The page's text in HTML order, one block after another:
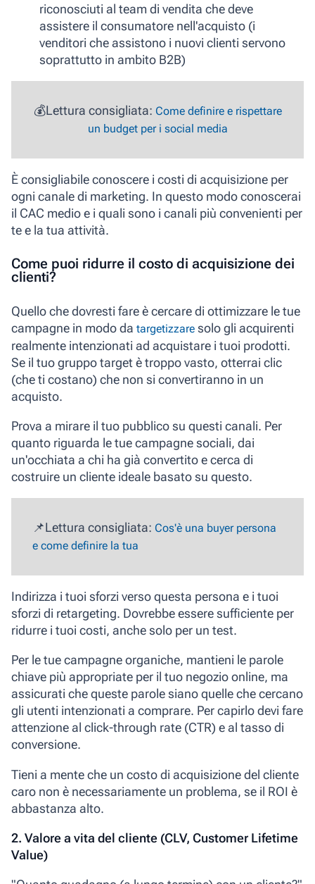
riconosciuti al team di vendita che deve
assistere il consumatore nell'acquisto (i
venditori che assistono i nuovi clienti servono
soprattutto in ambito B2B)
💰Lettura consigliata: Come definire e rispettare
un budget per i social media
È consigliabile conoscere i costi di acquisizione per
ogni canale di marketing. In questo modo conoscerai
il CAC medio e i quali sono i canali più convenienti per
te e la tua attività.
Come puoi ridurre il costo di acquisizione dei
clienti?
Quello che dovresti fare è cercare di ottimizzare le tue
campagne in modo da targetizzare solo gli acquirenti
realmente intenzionati ad acquistare i tuoi prodotti.
Se il tuo gruppo target è troppo vasto, otterrai clic
(che ti costano) che non si convertiranno in un
acquisto.
Prova a mirare il tuo pubblico su questi canali. Per
quanto riguarda le tue campagne sociali, dai
un'occhiata a chi ha già convertito e cerca di
costruire un cliente ideale basato su questo.
📌Lettura consigliata: Cos'è una buyer persona
e come definire la tua
Indirizza i tuoi sforzi verso questa persona e i tuoi
sforzi di retargeting. Dovrebbe essere sufficiente per
ridurre i tuoi costi, anche solo per un test.
Per le tue campagne organiche, mantieni le parole
chiave più appropriate per il tuo negozio online, ma
assicurati che queste parole siano quelle che cercano
gli utenti intenzionati a comprare. Per capirlo devi fare
attenzione al click-through rate (CTR) e al tasso di
conversione.
Tieni a mente che un costo di acquisizione del cliente
caro non è necessariamente un problema, se il ROI è
abbastanza alto.
2. Valore a vita del cliente (CLV, Customer Lifetime
Value)